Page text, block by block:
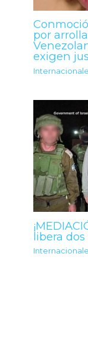
por
exigen
libera